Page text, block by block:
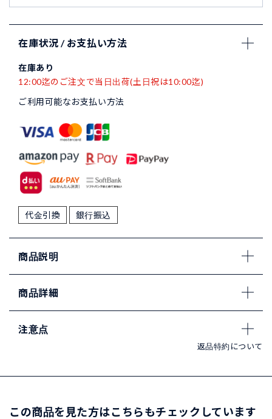
在庫状況 / お支払い方法
在庫あり
12:00迄のご注文で当日出荷(土日祝は10:00迄)
ご利用可能なお支払い方法
代金引換 銀行振込
商品説明
商品詳細
注意点
返品特約について
この商品を見た方はこちらもチェックしています